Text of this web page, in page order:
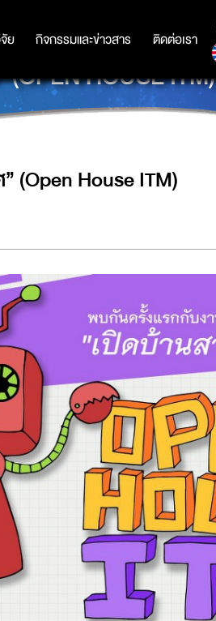
ย กิจกรรมและข่าวสาร ติดต่อเรา
ย กิจกรรมและข่าวสาร ติดต่อเรา
HOUSE ITM)
(Open House ITM)